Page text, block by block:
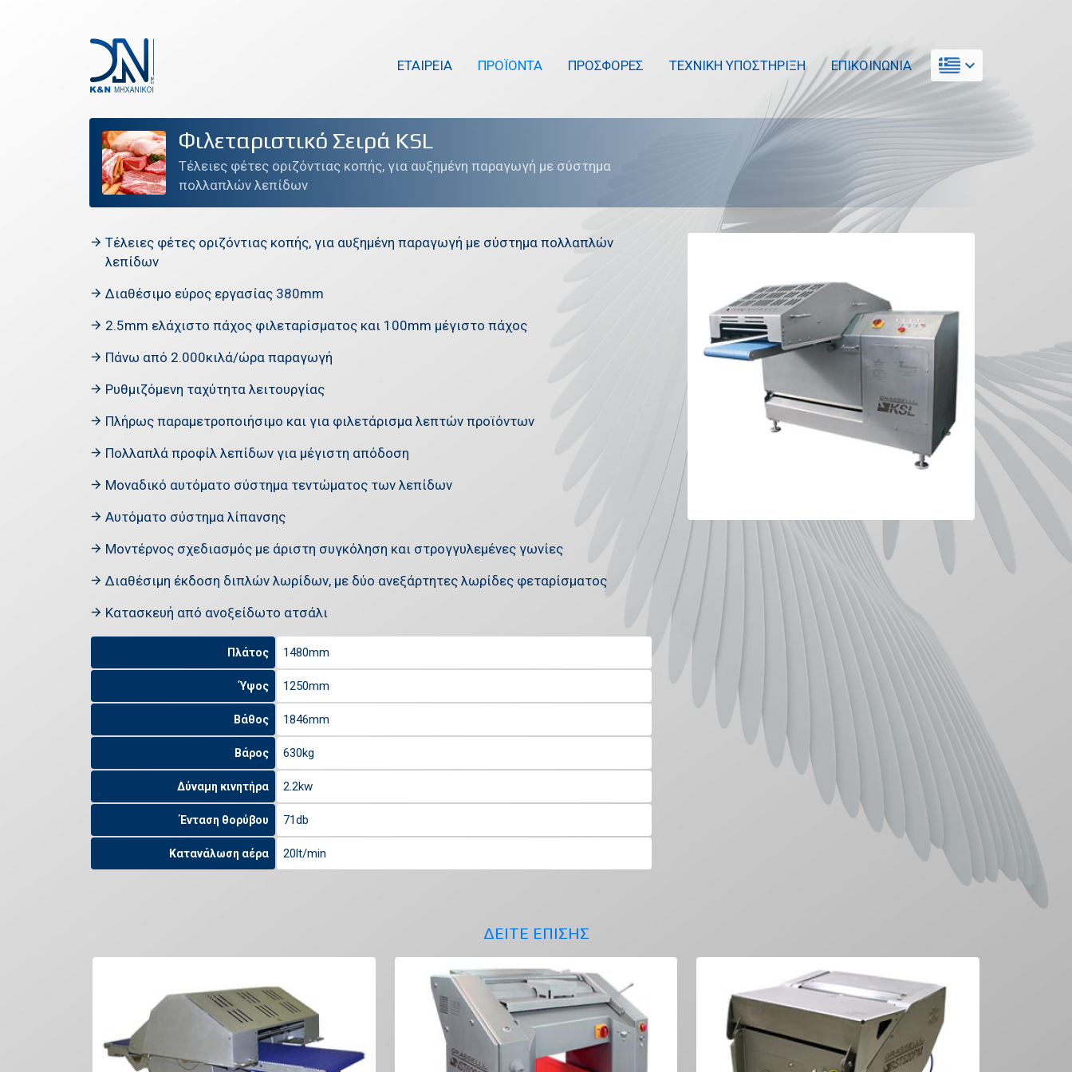
ΕΤΑΙΡΕΙΑ ΠΡΟΪΟΝΤΑ ΠΡΟΣΦΟΡΕΣ ΤΕΧΝΙΚΗ ΥΠΟΣΤΗΡΙΞΗ ΕΠΙΚΟΙΝΩΝΙΑ expand_more
ΕΤΑΙΡΕΙΑ
ΠΡΟΪΟΝΤΑ
ΠΡΟΣΦΟΡΕΣ
ΤΕΧΝΙΚΗ ΥΠΟΣΤΗΡΙΞΗ
Φιλεταριστικό Σειρά KSL
Τέλειες φέτες οριζόντιας κοπής, για αυξημένη παραγωγή με σύστημα
πολλαπλών λεπίδων
Τέλειες φέτες οριζόντιας κοπής, για αυξημένη παραγωγή με σύστημα πολλαπλών
λεπίδων
Διαθέσιμο εύρος εργασίας 380mm
2.5mm ελάχιστο πάχος φιλεταρίσματος και 100mm μέγιστο πάχος
Πάνω από 2.000κιλά/ώρα παραγωγή
Ρυθμιζόμενη ταχύτητα λειτουργίας
Πλήρως παραμετροποιήσιμο και για φιλετάρισμα λεπτών προϊόντων
Πολλαπλά προφίλ λεπίδων για μέγιστη απόδοση
Μοναδικό αυτόματο σύστημα τεντώματος των λεπίδων
Αυτόματο σύστημα λίπανσης
Μοντέρνος σχεδιασμός με άριστη συγκόληση και στρογγυλεμένες γωνίες
Διαθέσιμη έκδοση διπλών λωρίδων, με δύο ανεξάρτητες λωρίδες φεταρίσματος
Κατασκευή από ανοξείδωτο ατσάλι
Πλάτος 1480mm
Ύψος 1250mm
Βάθος 1846mm
Βάρος 630kg
Δύναμη κινητήρα 2.2kw
Ένταση θορύβου 71db
Κατανάλωση αέρα 20lt/min
ΔΕΙΤΕ ΕΠΙΣΗΣ